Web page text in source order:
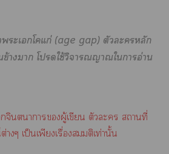
ะเโแก่ (age gap) ตัวะหลัก
างา โใช้วิจารณญาณใาอ่าน
จินตนาการผู้เขียน ตัวะ สถานที่
งๆ เป็นเพียงเรื่องสมมติเท่านั้น